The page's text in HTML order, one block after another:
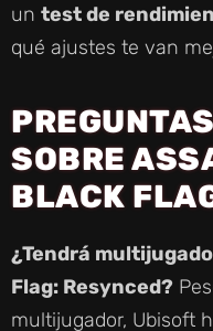
un test de
qué ajustes te van
SOBRE
BLACK
¿Tendrá
Flag: Resynced?
multijugador, Ubisoft